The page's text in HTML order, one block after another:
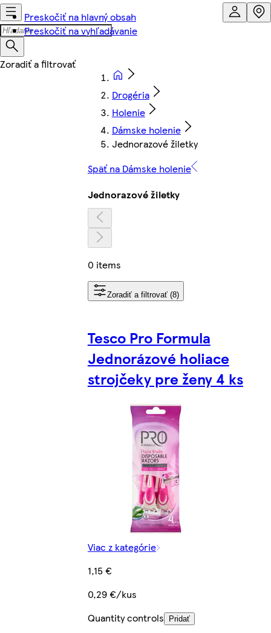
Preskočiť na hlavný obsah
Preskočiť na vyhľadávanie
Drogéria
Holenie
Dámske holenie
Jednorazové žiletky
Späť na Dámske holenie
Jednorazové žiletky
0 items
Zoradiť a filtrovať (8)
Tesco Pro Formula
Jednorázové holiace
strojčeky pre ženy 4 ks
Viac z kategórie
1,15 €
0,29 €/kus
Quantity controls
Pridať